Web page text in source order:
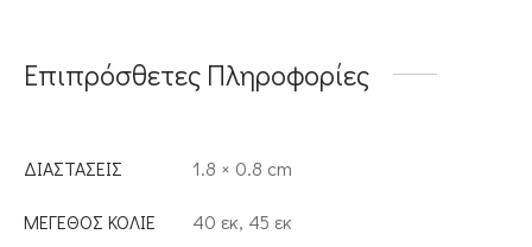
Επιπρόσθετες Πληροφορίες
ΔΙΑΣΤΆΣΕΙΣ 1.8 × 0.8 cm
ΜΕΓΕΘΟΣ ΚΟΛΙΕ 40 εκ, 45 εκ